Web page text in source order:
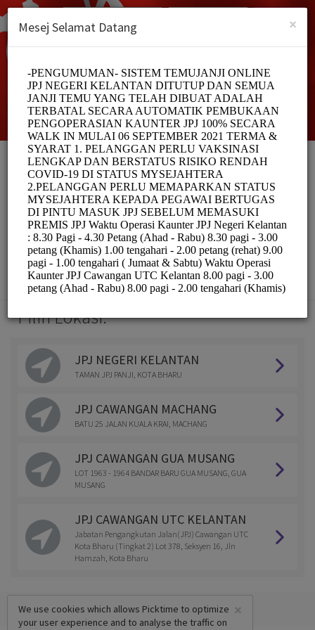
DAFTAR
SISTEM TEMUJANJI
ONLINE JPJ NEGERI
KELANTAN
Officials/Government
Pilih Lokasi:
JPJ NEGERI KELANTAN
TAMAN JPJ PANJI, KOTA BHARU
JPJ CAWANGAN MACHANG
BATU 25 JALAN KUALA KRAI, MACHANG
JPJ CAWANGAN GUA MUSANG
LOT 1963 - 1964 BANDAR BARU GUA MUSANG, GUA
MUSANG
JPJ CAWANGAN UTC KELANTAN
Jabatan Pengangkutan Jalan(JPJ) Cawangan UTC
Kota Bharu (Tingkat 2) Lot 378, Seksyen 16, Jln
Hamzah, Kota Bharu
×
We use cookies which allows Picktime to optimize
your user experience and to analyse the traffic on
×
Mesej Selamat Datang